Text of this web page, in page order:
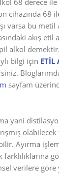
68 derece ile
cihazında 68
varsa bu
akış
alkol
bilgi için ETİL
sayfam
yani
Ayırma
farklılıklarına
verilere göre